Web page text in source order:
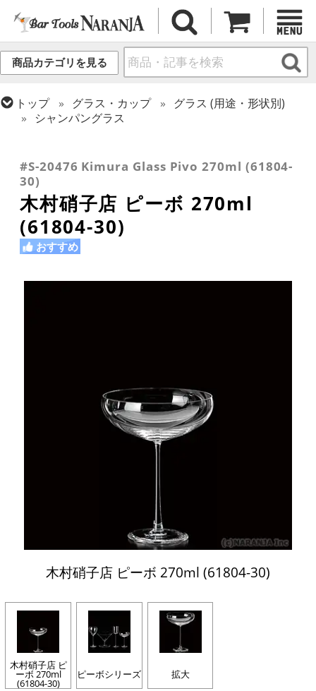
商品カテゴリを見る
トップ グラス・カップ
グラス (用途・形状別)
シャンパングラス
カクテルグラス (200ml以上)
カクテルグラス (全サイズ)
#S-20476 Kimura Glass Pivo 270ml (61804-
30)
木村硝子店 ピーボ 270ml
(61804-30)
おすすめ
木村硝子店 ピーボ 270ml (61804-30)
木村硝子店 ピ
ーボ 270ml
(61804-30)
ピーボシリーズ 拡大